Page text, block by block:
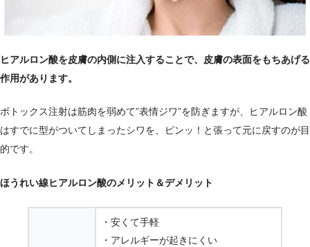
ヒアルロン酸を皮膚の内側に注入することで、皮膚の表面をもちあげる
作用があります。
ボトックス注射は筋肉を弱めて”表情ジワ”を防ぎますが、ヒアルロン酸
はすでに型がついてしまったシワを、ピンッ！と張って元に戻すのが目
的です。
ほうれい線ヒアルロン酸のメリット＆デメリット
・安くて手軽
・アレルギーが起きにくい